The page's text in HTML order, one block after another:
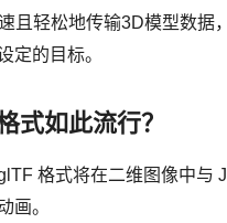
且轻松地传输3D模型数据
定的目标。
式如此流行？
格式将在二维图像中与
画。